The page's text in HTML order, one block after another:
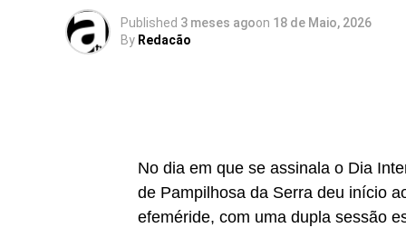
Published 3 meses agoon 18 de Maio, 2026
By Redacão
No dia em que se assinala o Dia
de Pampilhosa da Serra deu início
efeméride, com uma dupla sessão